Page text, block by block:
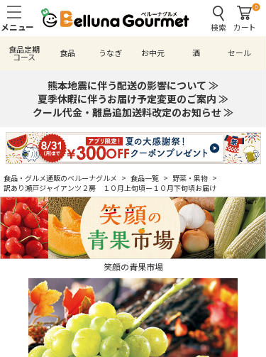
検索
0
カート
食品定期
コース 食品 うなぎ お中元 酒 セール
熊本地震に伴う配送の影響について ≫
夏季休暇に伴うお届け予定変更のご案内 ≫
クール代金・離島追加送料改定のお知らせ ≫
食品・グルメ通販のベルーナグルメ > 食品一覧 > 野菜・果物 >
訳あり瀬戸ジャイアンツ２房 １０月上旬頃ー１０月下旬頃お届け
笑顔の青果市場